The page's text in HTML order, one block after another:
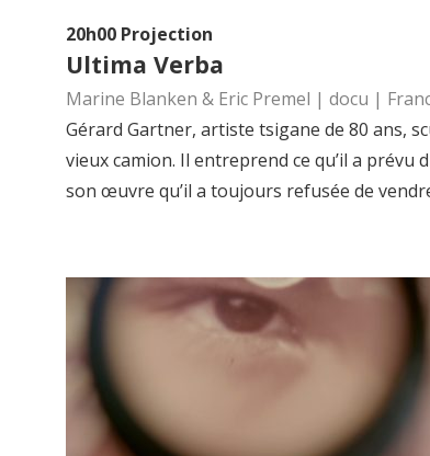
20h00 Projection
Ultima Verba
Marine Blanken & Eric Premel | docu |
Gérard Gartner, artiste tsigane de 80 ans,
vieux camion. Il entreprend ce qu’il a
son œuvre qu’il a toujours refusée de